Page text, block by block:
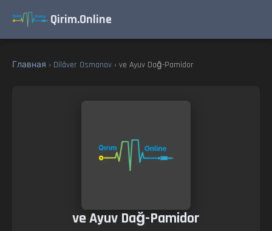
Qirim.Online
Главная › Dilâver Osmanov › ve Ayuv Dağ-Pamidor
ve Ayuv Dağ-Pamidor